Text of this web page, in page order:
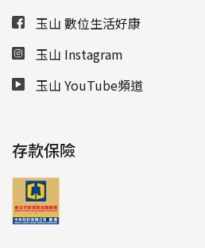
玉山 數位生活好康
玉山 Instagram
玉山 YouTube頻道
存款保險